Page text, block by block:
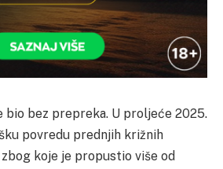
bio bez prepreka. U proljeće 2025.
povredu prednjih križnih
koje je propustio više od